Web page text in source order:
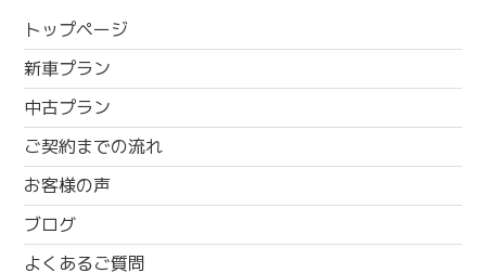
トップページ
新車プラン
中古プラン
ご契約までの流れ
お客様の声
ブログ
よくあるご質問